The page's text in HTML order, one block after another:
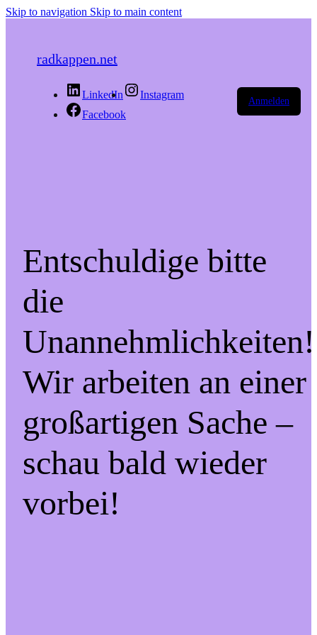
Skip to navigation Skip to main content
radkappen.net
LinkedIn
Instagram
Facebook
Anmelden
Entschuldige bitte
die
Unannehmlichkeiten!
Wir arbeiten an einer
großartigen Sache –
schau bald wieder
vorbei!